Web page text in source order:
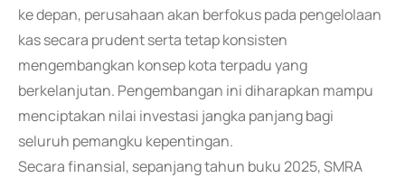
ke depan, perusahaan akan berfokus pada pengelolaan
kas secara prudent serta tetap konsisten
mengembangkan konsep kota terpadu yang
berkelanjutan. Pengembangan ini diharapkan mampu
menciptakan nilai investasi jangka panjang bagi
seluruh pemangku kepentingan.
Secara finansial, sepanjang tahun buku 2025, SMRA